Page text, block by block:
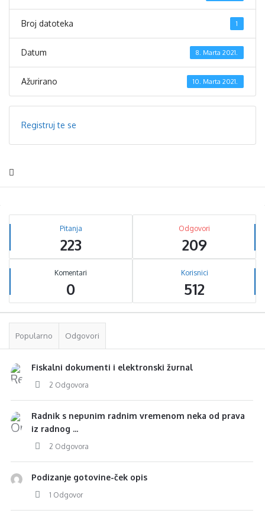
Broj datoteka 1
Datum 8. Marta 2021.
Ažurirano 10. Marta 2021.
Registruj te se
Sidebar
Stats Pitanja
223
Odgovori
209
Komentari
0
Korisnici
512
Popularno Odgovori
Fiskalni dokumenti i elektronski žurnal
2 Odgovora
Radnik s nepunim radnim vremenom neka od prava
iz radnog ...
2 Odgovora
Podizanje gotovine-ček opis
1 Odgovor